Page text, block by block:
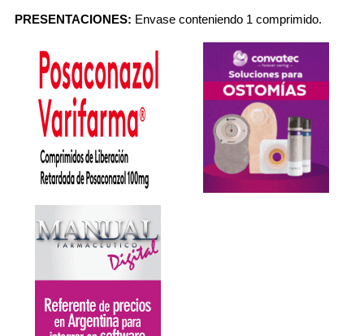
PRESENTACIONES: Envase conteniendo 1 comprimido.